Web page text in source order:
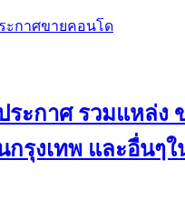
ะกาศขายคอนโด
ระกาศ รวมแหล่
รุงเทพ และอื่นๆ